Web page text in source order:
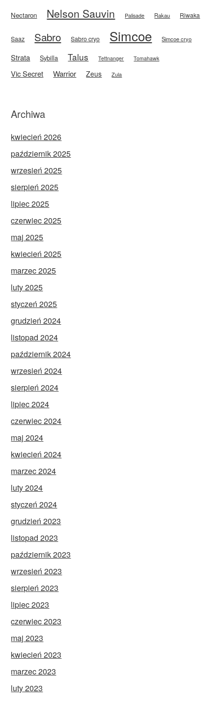
Nectaron Nelson Sauvin Palisade Rakau Riwaka
Saaz Sabro Sabro cryo Simcoe Simcoe cryo
Strata Sybilla Talus Tettnanger Tomahawk
Vic Secret Warrior Zeus Zula
Archiwa
kwiecień 2026
październik 2025
wrzesień 2025
sierpień 2025
lipiec 2025
czerwiec 2025
maj 2025
kwiecień 2025
marzec 2025
luty 2025
styczeń 2025
grudzień 2024
listopad 2024
październik 2024
wrzesień 2024
sierpień 2024
lipiec 2024
czerwiec 2024
maj 2024
kwiecień 2024
marzec 2024
luty 2024
styczeń 2024
grudzień 2023
listopad 2023
październik 2023
wrzesień 2023
sierpień 2023
lipiec 2023
czerwiec 2023
maj 2023
kwiecień 2023
marzec 2023
luty 2023